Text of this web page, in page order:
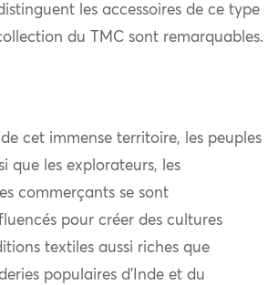
les accessoires de ce type
du TMC sont remarquables.
de cet immense territoire, les peuples
que les explorateurs, les
commerçants se sont
pour créer des cultures
textiles aussi riches que
populaires d’Inde et du